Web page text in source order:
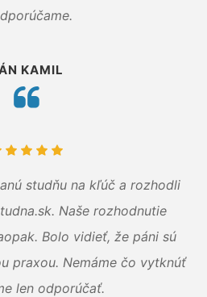
KAMIL
studňu na kľúč a rozhodli
Naše rozhodnutie
Bolo vidieť, že páni sú
praxou. Nemáme čo vytknúť
len odporúčať.